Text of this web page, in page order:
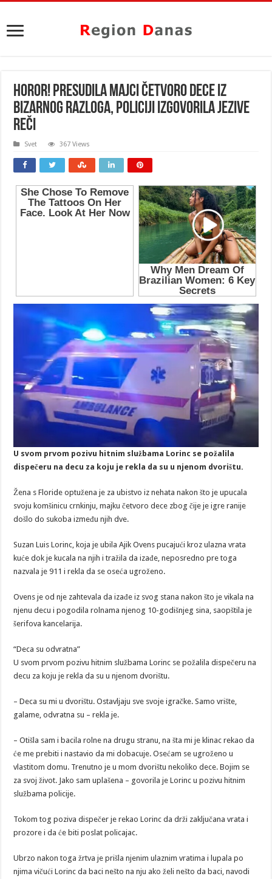
HOROR! Presudila majci četvoro dece iz
BIZARNOG razloga, policiji IZGOVORILA JEZIVE
REČI
Svet 367 Views
U svom prvom pozivu hitnim službama Lorinc se požalila
dispečeru na decu za koju je rekla da su u njenom dvorištu.
Žena s Floride optužena je za ubistvo iz nehata nakon što je upucala
svoju komšinicu crnkinju, majku četvoro dece zbog čije je igre ranije
došlo do sukoba između njih dve.
Suzan Luis Lorinc, koja je ubila Ajik Ovens pucajući kroz ulazna vrata
kuće dok je kucala na njih i tražila da izađe, neposredno pre toga
nazvala je 911 i rekla da se oseća ugroženo.
Ovens je od nje zahtevala da izađe iz svog stana nakon što je vikala na
njenu decu i pogodila rolnama njenog 10-godišnjeg sina, saopštila je
šerifova kancelarija.
“Deca su odvratna”
U svom prvom pozivu hitnim službama Lorinc se požalila dispečeru na
decu za koju je rekla da su u njenom dvorištu.
– Deca su mi u dvorištu. Ostavljaju sve svoje igračke. Samo vrište,
galame, odvratna su – rekla je.
– Otišla sam i bacila rolne na drugu stranu, na šta mi je klinac rekao da
će me prebiti i nastavio da mi dobacuje. Osećam se ugroženo u
vlastitom domu. Trenutno je u mom dvorištu nekoliko dece. Bojim se
za svoj život. Jako sam uplašena – govorila je Lorinc u pozivu hitnim
službama policije.
Tokom tog poziva dispečer je rekao Lorinc da drži zaključana vrata i
prozore i da će biti poslat policajac.
Ubrzo nakon toga žrtva je prišla njenim ulaznim vratima i lupala po
njima vičući Lorinc da baci nešto na nju ako želi nešto da baci, navodi